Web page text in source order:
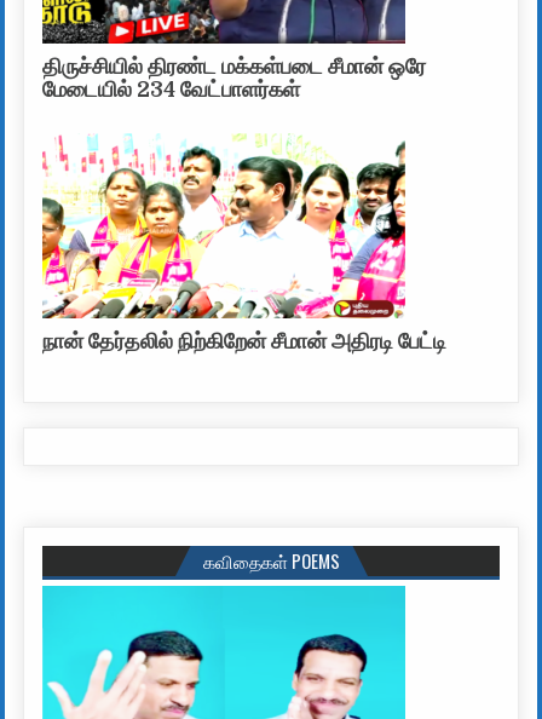
திருச்சியில் திரண்ட மக்கள்படை சீமான் ஒரே
மேடையில் 234 வேட்பாளர்கள்
நான் தேர்தலில் நிற்கிறேன் சீமான் அதிரடி பேட்டி
கவிதைகள் POEMS